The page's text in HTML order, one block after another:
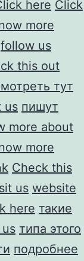
here Click
more
follow us
this out
тут
us пишут
more about
more
Check this
us website
here такие
типа этого
подробнее